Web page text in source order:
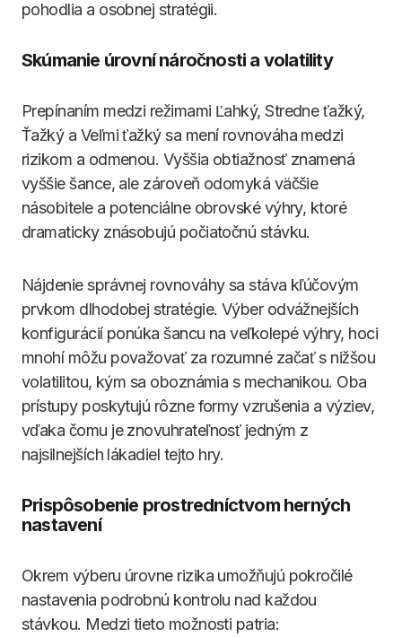
pohodlia a osobnej stratégii.
Skúmanie úrovní náročnosti a volatility
Prepínaním medzi režimami Ľahký, Stredne ťažký,
Ťažký a Veľmi ťažký sa mení rovnováha medzi
rizikom a odmenou. Vyššia obtiažnosť znamená
vyššie šance, ale zároveň odomyká väčšie
násobitele a potenciálne obrovské výhry, ktoré
dramaticky znásobujú počiatočnú stávku.
Nájdenie správnej rovnováhy sa stáva kľúčovým
prvkom dlhodobej stratégie. Výber odvážnejších
konfigurácií ponúka šancu na veľkolepé výhry, hoci
mnohí môžu považovať za rozumné začať s nižšou
volatilitou, kým sa oboznámia s mechanikou. Oba
prístupy poskytujú rôzne formy vzrušenia a výziev,
vďaka čomu je znovuhrateľnosť jedným z
najsilnejších lákadiel tejto hry.
Prispôsobenie prostredníctvom herných
nastavení
Okrem výberu úrovne rizika umožňujú pokročilé
nastavenia podrobnú kontrolu nad každou
stávkou. Medzi tieto možnosti patria: